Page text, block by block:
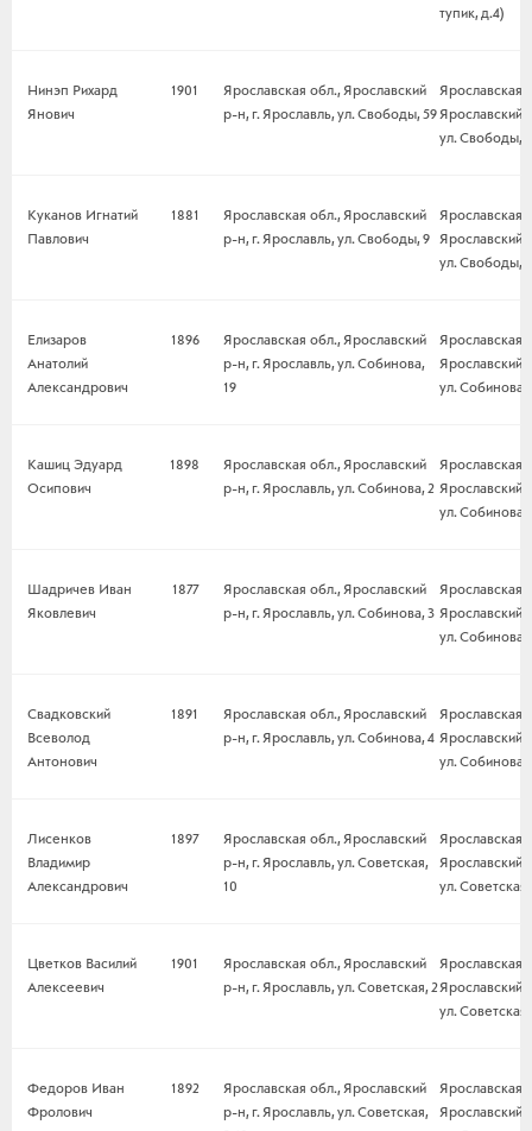
тупик, д.4)
Нинэп Рихард
Янович
1901
Ярославская обл., Ярославский
р-н, г. Ярославль, ул. Свободы, 59
Ярославская
Ярославский
ул. Свободы,
Куканов Игнатий
Павлович
1881
Ярославская обл., Ярославский
р-н, г. Ярославль, ул. Свободы, 9
Ярославская
Ярославский
ул. Свободы, 9
Елизаров
Анатолий
Александрович
1896
Ярославская обл., Ярославский
р-н, г. Ярославль, ул. Собинова,
19
Ярославская
Ярославский
ул. Собинова,
Кашиц Эдуард
Осипович
1898
Ярославская обл., Ярославский
р-н, г. Ярославль, ул. Собинова, 2
Ярославская
Ярославский
ул. Собинова,
Шадричев Иван
Яковлевич
1877
Ярославская обл., Ярославский
р-н, г. Ярославль, ул. Собинова, 3
Ярославская
Ярославский
ул. Собинова,
Свадковский
Всеволод
Антонович
1891
Ярославская обл., Ярославский
р-н, г. Ярославль, ул. Собинова, 4
Ярославская
Ярославский
ул. Собинова,
Лисенков
Владимир
Александрович
1897
Ярославская обл., Ярославский
р-н, г. Ярославль, ул. Советская,
10
Ярославская
Ярославский
ул.
Цветков Василий
Алексеевич
1901
Ярославская обл., Ярославский
р-н, г. Ярославль, ул. Советская, 2
Ярославская
Ярославский
ул.
Федоров Иван
Фролович
1892
Ярославская обл., Ярославский
р-н, г. Ярославль, ул. Советская,
Ярославская
Ярославский